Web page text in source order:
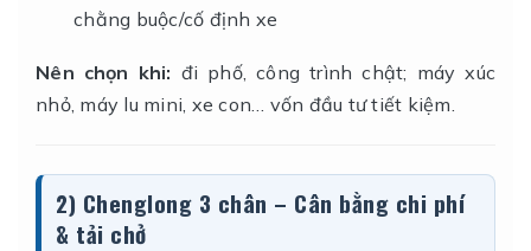
chằng buộc/cố định xe
Nên chọn khi: đi phố, công trình chật; máy xúc
nhỏ, máy lu mini, xe con… vốn đầu tư tiết kiệm.
2) Chenglong 3 chân – Cân bằng chi phí
& tải chở